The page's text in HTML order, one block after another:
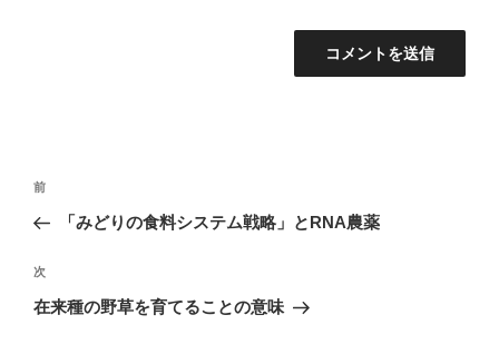
投
稿
ビ
ゲ
前
の
稿
前
「みどりの食料システム戦略」とRNA農薬
次
の
次
在来種の野草を育てることの意味